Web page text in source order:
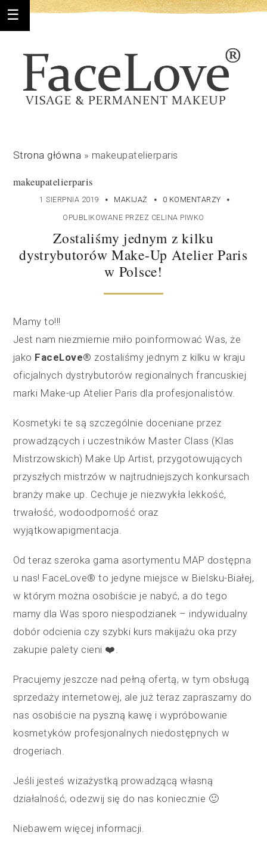
Strona główna » makeupatelierparis
makeupatelierparis
1 SIERPNIA 2019 · MAKIJAŻ · 0 KOMENTARZY ·
OPUBLIKOWANE PRZEZ CELINA PIWKO
Zostaliśmy jednym z kilku
dystrybutorów Make-Up Atelier Paris
w Polsce!
Mamy to!!!
Jest nam niezmiernie miło poinformować Was, że
jako FaceLove® zostaliśmy jednym z kilku w kraju
oficjalnych dystrybutorów regionalnych francuskiej
marki Make-up Atelier Paris dla profesjonalistów.
Kosmetyki te są szczególnie doceniane przez
prowadzących i uczestników Master Class (Klas
Mistrzowskich) Make Up Artist, przygotowujących
przyszłych mistrzów w najtrudniejszych konkursach
branży make up. Cechuje je niezwykła lekkość,
trwałość, wodoodporność oraz
wyjątkowapigmentacja.
Od teraz szeroka gama asortymentu MAP dostępna
u nas! FaceLove® to jedyne miejsce w Bielsku-Białej,
w którym można osobiście je nabyć, a do tego
mamy dla Was sporo niespodzianek – indywidualny
dobór odcienia czy szybki kurs makijażu oka przy
zakupie palety cieni ❤️.
Pracujemy jeszcze nad pełną ofertą, w tym obsługą
sprzedaży internetowej, ale już teraz zapraszamy do
nas osobiście na pyszną kawę i wypróbowanie
kosmetyków profesjonalnych niedostępnych w
drogeriach.
Jeśli jesteś wizażystką prowadzącą własną
działalność, odezwij się do nas koniecznie 🙂
Niebawem więcej informacji.